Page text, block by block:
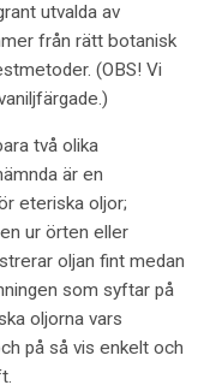
utvalda av
från rätt botanisk
(OBS! Vi
två olika
är en
eteriska oljor;
ur örten eller
oljan fint medan
som syftar på
oljorna vars
på så vis enkelt och